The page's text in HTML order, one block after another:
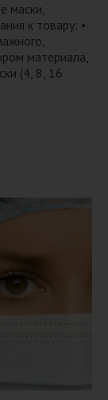
маски,
к товару: •
материала,
(4, 8, 16